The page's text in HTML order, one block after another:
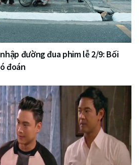
đường đua phim lễ 2/9: Bối
đoán